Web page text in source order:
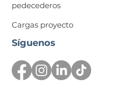
pedecederos
Cargas proyecto
Síguenos